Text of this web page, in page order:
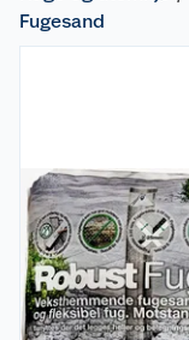
Fugesand